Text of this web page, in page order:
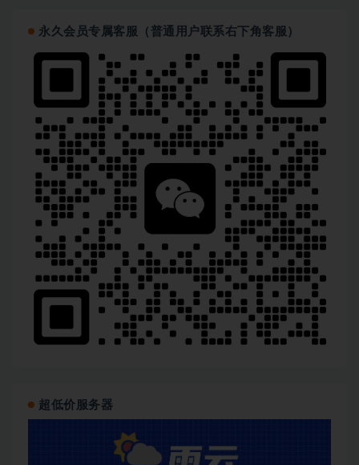
永久会员专属客服（普通用户联系右下角客服）
超低价服务器